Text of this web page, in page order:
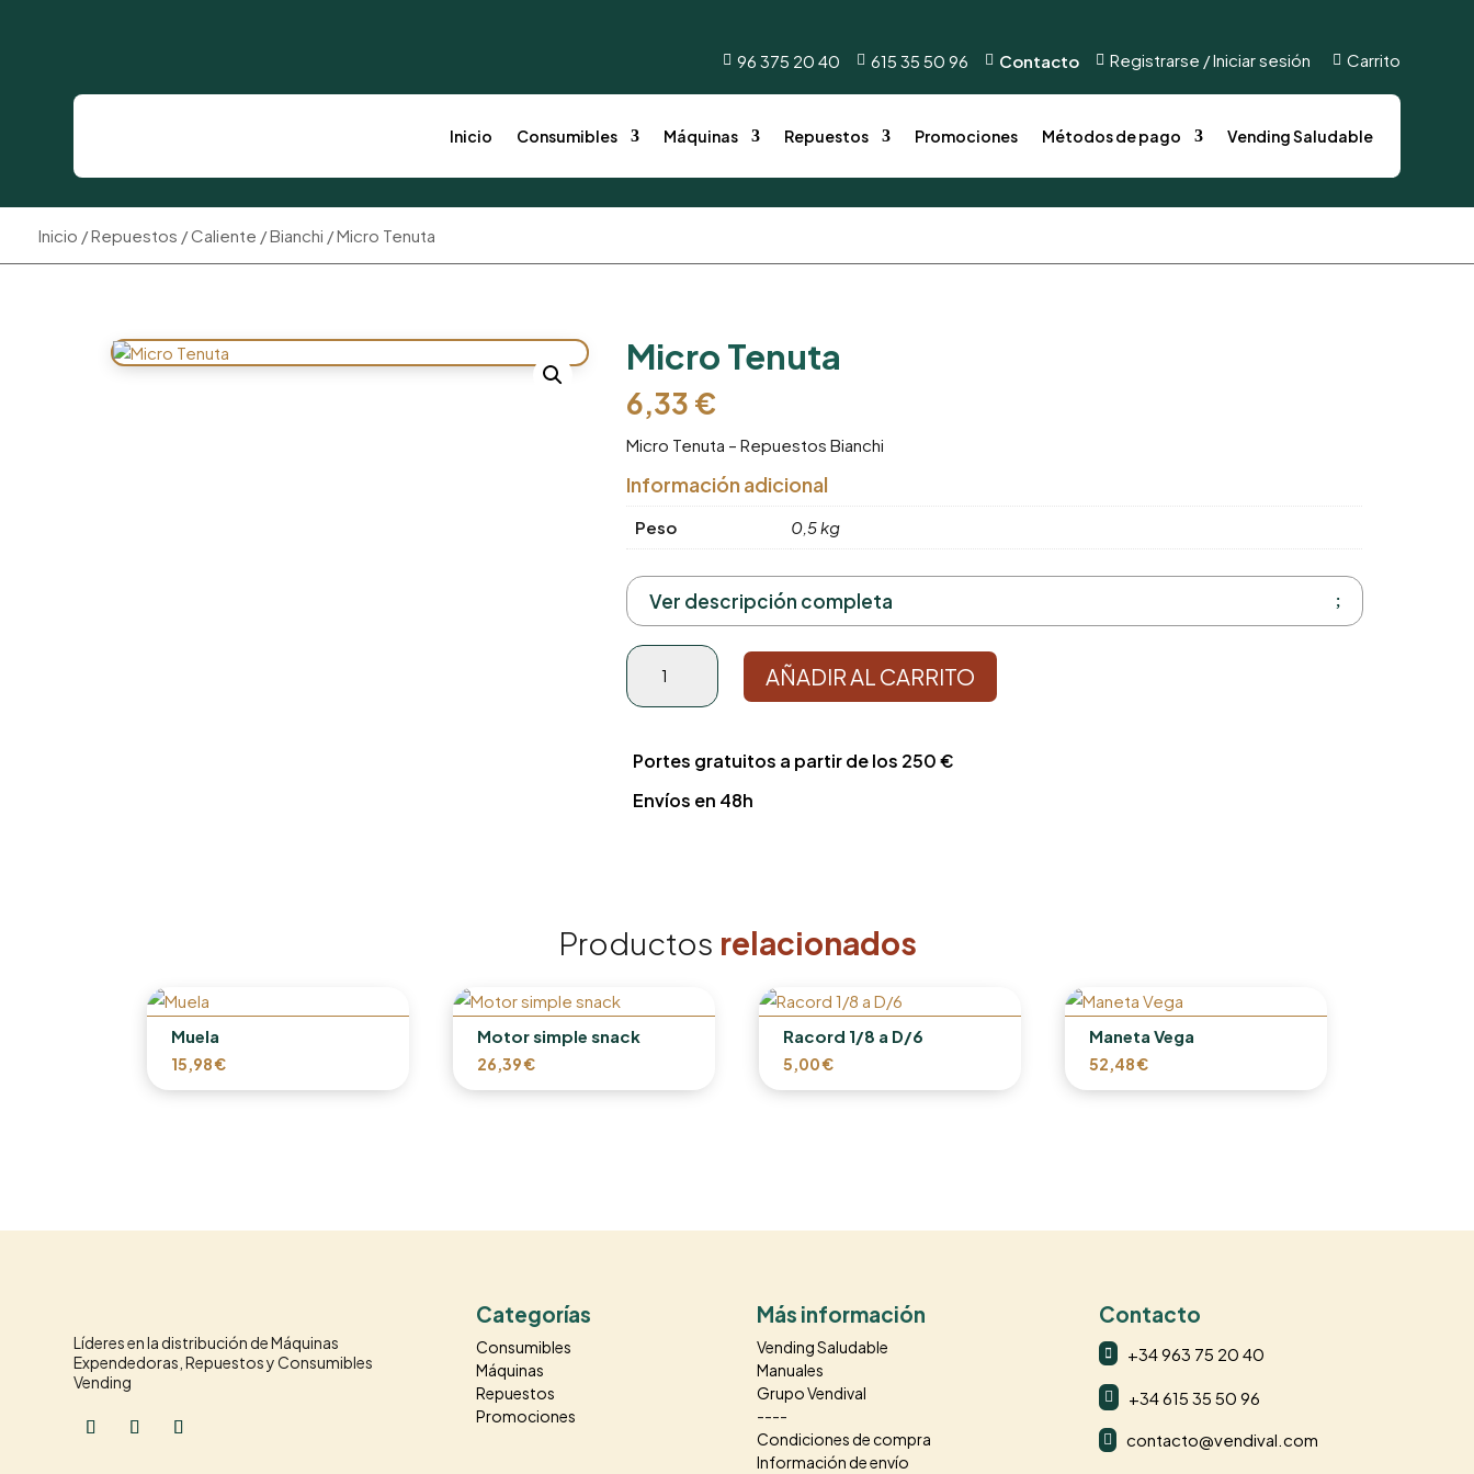
 96 375 20 40  615 35 50 96  Contacto  Registrarse / Iniciar sesión  Carrito
Inicio Consumibles Máquinas Repuestos Promociones Métodos de pago Vending Saludable
Inicio /Repuestos /Caliente /Bianchi / Micro Tenuta
Micro Tenuta
6,33 €
Micro Tenuta – Repuestos Bianchi
Información adicional
Peso 0,5 kg
Ver descripción completa
Micro
Tenuta
cantidad
AÑADIR AL CARRITO
Portes gratuitos a partir de los 250 €
Envíos en 48h
Productos relacionados
Muela
15,98€
Motor simple snack
26,39€
Racord 1/8 a D/6
5,00€
Maneta Vega
52,48€
Líderes en la distribución de Máquinas
Expendedoras, Repuestos y Consumibles
Vending
Categorías
Consumibles
Máquinas
Repuestos
Promociones
Más información
Vending Saludable
Manuales
Grupo Vendival
----
Condiciones de compra
Información de envío
Contacto
 +34 963 75 20 40
 +34 615 35 50 96
 contacto@vendival.com